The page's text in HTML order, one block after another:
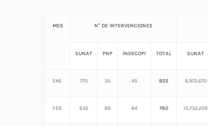
MES N° DE INTERVENCIONES
SUNAT PNP INDECOPI TOTAL SUNAT
ENE 775 35 45 855 6,972,670
FEB 632 86 64 782 15,732,209